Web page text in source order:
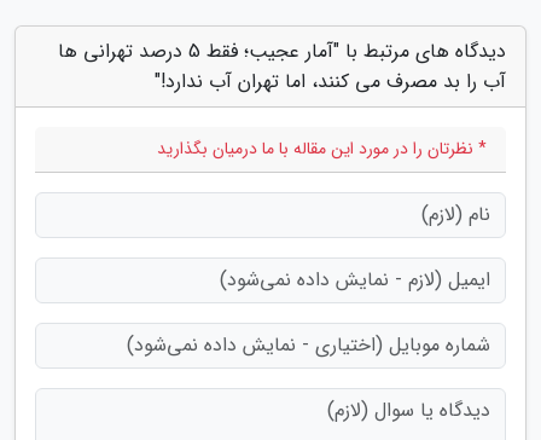
دیدگاه های مرتبط با "آمار عجیب؛ فقط 5 درصد تهرانی ها
آب را بد مصرف می کنند، اما تهران آب ندارد!"
* نظرتان را در مورد این مقاله با ما درمیان بگذارید